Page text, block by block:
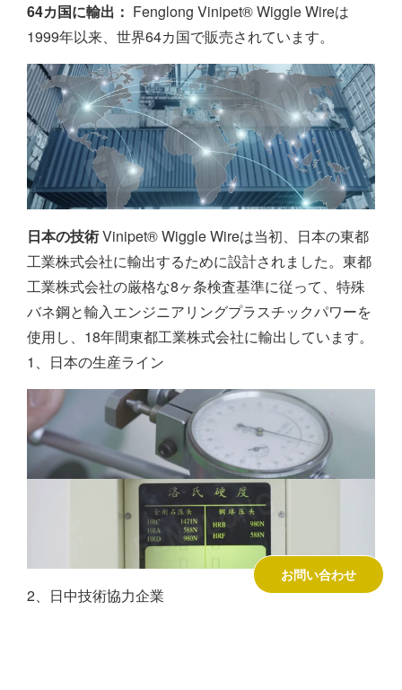
64カ国に輸出： Fenglong Vinipet® Wiggle Wireは
1999年以来、世界64カ国で販売されています。
日本の技術Vinipet® Wiggle Wireは当初、日本の東都
工業株式会社に輸出するために設計されました。東都
工業株式会社の厳格な8ヶ条検査基準に従って、特殊
バネ鋼と輸入エンジニアリングプラスチックパワーを
使用し、18年間東都工業株式会社に輸出しています。
1、日本の生産ライン
2、日中技術協力企業
お問い合わせ